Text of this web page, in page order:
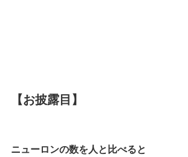
【お披露目】
ニューロンの数を人と比べると